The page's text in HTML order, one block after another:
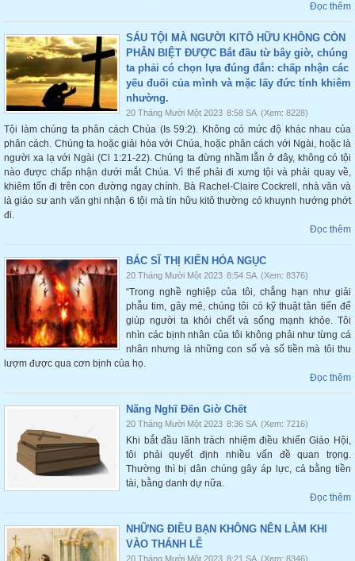
Đọc thêm
SÁU TỘI MÀ NGƯỜI KITÔ HỮU KHÔNG CÒN
PHÂN BIỆT ĐƯỢC Bắt đầu từ bây giờ, chúng
ta phải có chọn lựa đúng đắn: chấp nhận các
yếu đuối của mình và mặc lấy đức tính khiêm
nhường.
20 Tháng Mười Một 2023 8:58 SA (Xem: 8228)
Tội làm chúng ta phân cách Chúa (Is 59:2). Không có mức độ khác nhau của
phân cách. Chúng ta hoặc giải hòa với Chúa, hoặc phân cách với Ngài, hoặc là
người xa lạ với Ngài (Cl 1:21-22). Chúng ta đừng nhầm lẫn ở đây, không có tội
nào được chấp nhận dưới mắt Chúa. Vì thế phải đi xưng tội và phải quay về,
khiêm tốn đi trên con đường ngay chính. Bà Rachel-Claire Cockrell, nhà văn và
là giáo sư anh văn ghi nhận 6 tội mà tín hữu kitô thường có khuynh hướng phớt
đi.
Đọc thêm
BÁC SĨ THỊ KIẾN HỎA NGỤC
20 Tháng Mười Một 2023 8:54 SA (Xem: 8376)
“Trong nghề nghiệp của tôi, chẳng hạn như giải
phẫu tim, gây mê, chúng tôi có kỹ thuật tân tiến để
giúp người ta khỏi chết và sống mạnh khỏe. Tôi
nhìn các bịnh nhân của tôi không phải như từng cá
nhân nhưng là những con số và số tiền mà tôi thu
lượm được qua cơn bịnh của họ.
Đọc thêm
Năng Nghĩ Đến Giờ Chết
20 Tháng Mười Một 2023 8:36 SA (Xem: 7216)
Khi bắt đầu lãnh trách nhiệm điều khiển Giáo Hội,
tôi phải quyết định nhiều vấn đề quan trọng.
Thường thì bị dân chúng gây áp lực, cả bằng tiền
tài, bằng danh dự nữa.
Đọc thêm
NHỮNG ĐIỀU BẠN KHÔNG NÊN LÀM KHI
VÀO THÁNH LỄ
20 Tháng Mười Một 2023 8:21 SA (Xem: 8346)